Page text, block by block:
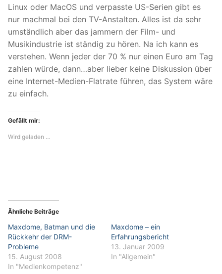
Linux oder MacOS und verpasste US-Serien gibt es
nur machmal bei den TV-Anstalten. Alles ist da sehr
umständlich aber das jammern der Film- und
Musikindustrie ist ständig zu hören. Na ich kann es
verstehen. Wenn jeder der 70 % nur einen Euro am Tag
zahlen würde, dann…aber lieber keine Diskussion über
eine Internet-Medien-Flatrate führen, das System wäre
zu einfach.
Gefällt mir:
Wird geladen …
Ähnliche Beiträge
Maxdome, Batman und die
Rückkehr der DRM-
Probleme
15. August 2008
In "Medienkompetenz"
Maxdome – ein
Erfahrungsbericht
13. Januar 2009
In "Allgemein"